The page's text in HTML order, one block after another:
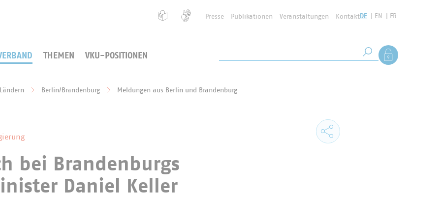
Presse Publikationen Veranstaltungen KontaktDE EN FR
THEMEN VKU-POSITIONEN Suche starten
Als Mitglied
Berlin/Brandenburg Meldungen aus Berlin und Brandenburg
bei Brandenburgs
Daniel Keller